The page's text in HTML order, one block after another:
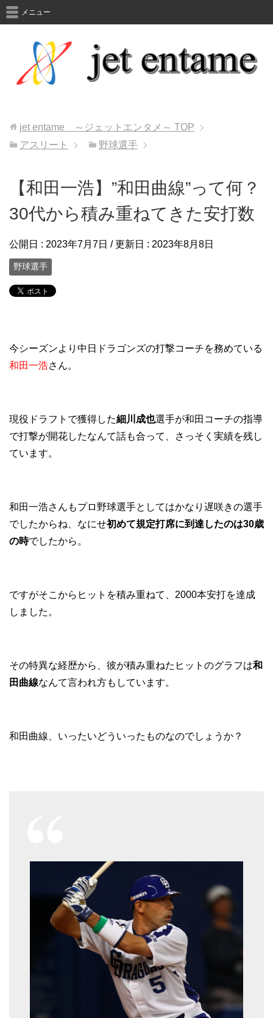
メニュー
jet entame ～ジェットエンタメ～ TOP
アスリート
野球選手
【和田一浩】”和田曲線”って何？
30代から積み重ねてきた安打数
公開日 : 2023年7月7日 / 更新日 : 2023年8月8日
野球選手
今シーズンより中日ドラゴンズの打撃コーチを務めている
和田一浩さん。
現役ドラフトで獲得した細川成也選手が和田コーチの指導
で打撃が開花したなんて話も合って、さっそく実績を残し
ています。
和田一浩さんもプロ野球選手としてはかなり遅咲きの選手
でしたからね、なにせ初めて規定打席に到達したのは30歳
の時でしたから。
ですがそこからヒットを積み重ねて、2000本安打を達成
しました。
その特異な経歴から、彼が積み重ねたヒットのグラフは和
田曲線なんて言われ方もしています。
和田曲線、いったいどういったものなのでしょうか？